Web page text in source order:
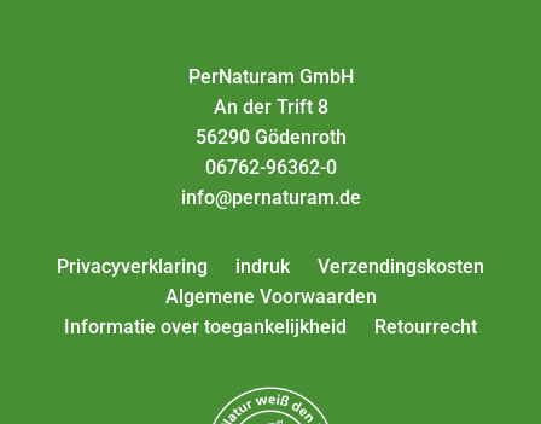
PerNaturam GmbH
An der Trift 8
56290 Gödenroth
06762-96362-0
info@pernaturam.de
Privacyverklaring indruk
Verzendingskosten
Algemene Voorwaarden
Informatie over toegankelijkheid
Retourrecht